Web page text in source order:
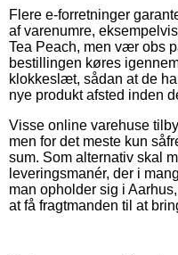
Flere e-forretninger
af varenumre,
Tea Peach, men vær obs
bestillingen køres
klokkeslæt, sådan at de
nye produkt afsted inden
Visse online varehuse
men for det meste kun
sum. Som alternativ skal
leveringsmanér, der i
man opholder sig i
at få fragtmanden til at